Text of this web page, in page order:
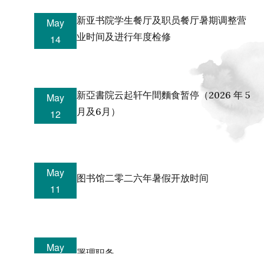
May
14
新亚书院学生餐厅及职员餐厅暑期调整营
业时间及进行年度检修
May
12
新亞書院云起轩午間麵食暂停（2026 年 5
月及6月）
May
11
图书馆二零二六年暑假开放时间
May
署理职务